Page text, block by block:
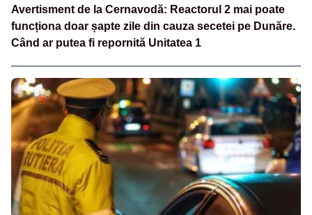
Avertisment de la Cernavodă: Reactorul 2 mai poate
funcționa doar șapte zile din cauza secetei pe Dunăre.
Când ar putea fi repornită Unitatea 1